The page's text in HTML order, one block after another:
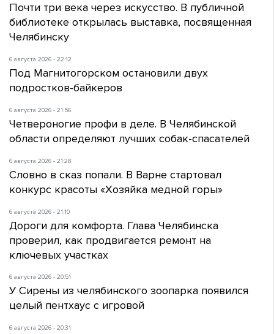
Почти три века через искусство. В публичной
библиотеке открылась выставка, посвященная
Челябинску
6 августа 2026 - 22:12
Под Магнитогорском остановили двух
подростков-байкеров
6 августа 2026 - 21:56
Четвероногие профи в деле. В Челябинской
области определяют лучших собак-спасателей
6 августа 2026 - 21:28
Словно в сказ попали. В Варне стартовал
конкурс красоты «Хозяйка медной горы»
6 августа 2026 - 21:10
Дороги для комфорта. Глава Челябинска
проверил, как продвигается ремонт на
ключевых участках
6 августа 2026 - 20:51
У Сирены из челябинского зоопарка появился
целый пентхаус с игровой
6 августа 2026 - 20:31